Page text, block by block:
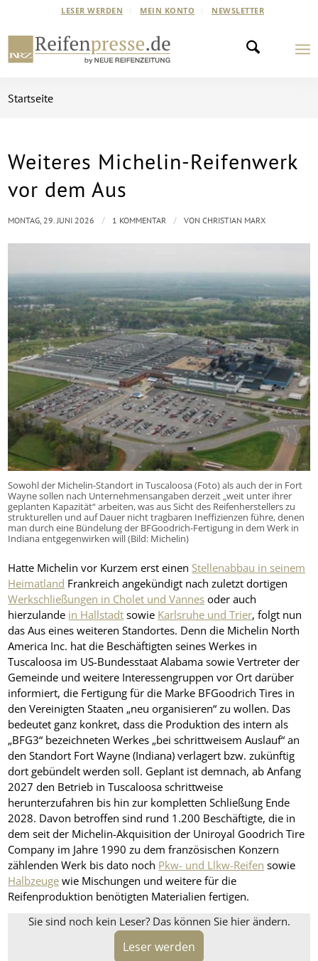
LESER WERDEN MEIN KONTO NEWSLETTER
Startseite
Weiteres Michelin-Reifenwerk
vor dem Aus
Sowohl der Michelin-Standort in Tuscaloosa (Foto) als auch der in Fort
Wayne sollen nach Unternehmensangaben derzeit „weit unter ihrer
geplanten Kapazität“ arbeiten, was aus Sicht des Reifenherstellers zu
strukturellen und auf Dauer nicht tragbaren Ineffizienzen führe, denen
man durch eine Bündelung der BFGoodrich-Fertigung in dem Werk in
Indiana entgegenwirken will (Bild: Michelin)
Hatte Michelin vor Kurzem erst einen Stellenabbau in seinem
Heimatland Frankreich angekündigt nach zuletzt dortigen
Werkschließungen in Cholet und Vannes oder auch
hierzulande in Hallstadt sowie Karlsruhe und Trier, folgt nun
das Aus eines weiteren Standortes. Denn die Michelin North
America Inc. hat die Beschäftigten seines Werkes in
Tuscaloosa im US-Bundesstaat Alabama sowie Vertreter der
Gemeinde und weitere Interessengruppen vor Ort darüber
informiert, die Fertigung für die Marke BFGoodrich Tires in
den Vereinigten Staaten „neu organisieren“ zu wollen. Das
bedeutet ganz konkret, dass die Produktion des intern als
„BFG3“ bezeichneten Werkes „bei schrittweisem Auslauf“ an
den Standort Fort Wayne (Indiana) verlagert bzw. zukünftig
dort gebündelt werden soll. Geplant ist demnach, ab Anfang
2027 den Betrieb in Tuscaloosa schrittweise
herunterzufahren bis hin zur kompletten Schließung Ende
2028. Davon betroffen sind rund 1.200 Beschäftigte, die in
dem seit der Michelin-Akquisition der Uniroyal Goodrich Tire
Company im Jahre 1990 zu dem französischen Konzern
zählenden Werk bis dato noch Pkw- und Llkw-Reifen sowie
Halbzeuge wie Mischungen und weitere für die
Reifenproduktion benötigten Materialien fertigen.
Sie sind noch kein Leser? Das können Sie hier ändern.
Leser werden
MONTAG, 29. JUNI 2026 / 1 KOMMENTAR / VONCHRISTIAN MARX